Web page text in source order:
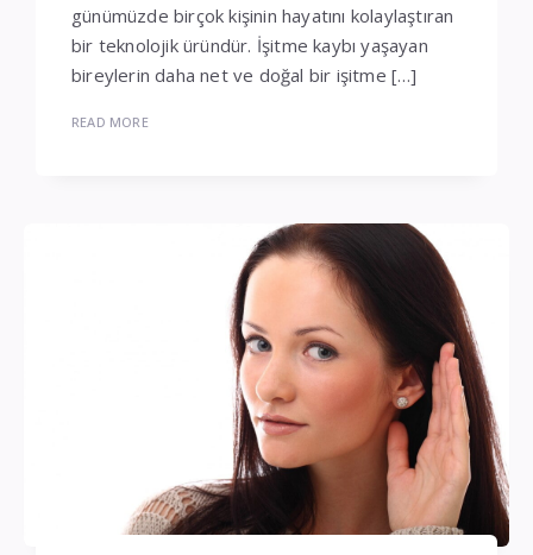
günümüzde birçok kişinin hayatını kolaylaştıran
bir teknolojik üründür. İşitme kaybı yaşayan
bireylerin daha net ve doğal bir işitme […]
READ MORE